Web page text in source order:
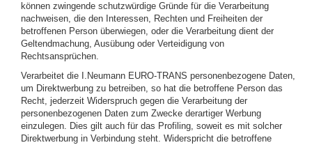
können zwingende schutzwürdige Gründe für die Verarbeitung
nachweisen, die den Interessen, Rechten und Freiheiten der
betroffenen Person überwiegen, oder die Verarbeitung dient der
Geltendmachung, Ausübung oder Verteidigung von
Rechtsansprüchen.
Verarbeitet die I.Neumann EURO-TRANS personenbezogene Daten,
um Direktwerbung zu betreiben, so hat die betroffene Person das
Recht, jederzeit Widerspruch gegen die Verarbeitung der
personenbezogenen Daten zum Zwecke derartiger Werbung
einzulegen. Dies gilt auch für das Profiling, soweit es mit solcher
Direktwerbung in Verbindung steht. Widerspricht die betroffene